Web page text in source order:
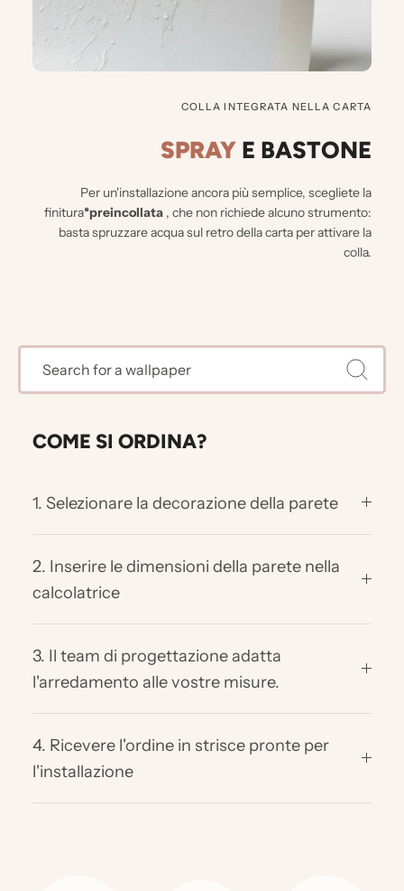
COLLA INTEGRATA NELLA CARTA
SPRAY E BASTONE
Per un'installazione ancora più semplice, scegliete la
finitura*preincollata , che non richiede alcuno strumento:
basta spruzzare acqua sul retro della carta per attivare la
colla.
COME SI ORDINA?
1. Selezionare la decorazione della parete
2. Inserire le dimensioni della parete nella
calcolatrice
3. Il team di progettazione adatta
l'arredamento alle vostre misure.
4. Ricevere l'ordine in strisce pronte per
l'installazione